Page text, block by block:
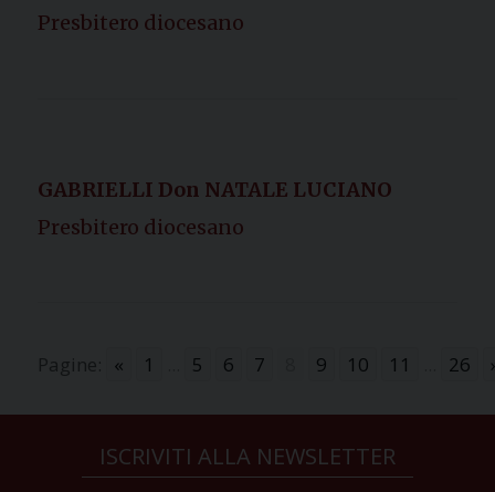
Presbitero diocesano
GABRIELLI Don NATALE LUCIANO
Presbitero diocesano
Pagine: « 1 5 6 7 9 10 11 26
ISCRIVITI ALLA NEWSLETTER